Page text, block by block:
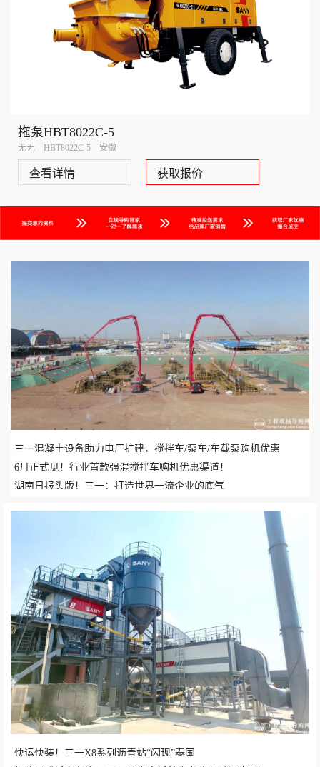
拖泵HBT8022C-5
无无 HBT8022C-5 安徽
查看详情 获取报价
三一混凝土设备助力电厂扩建，搅拌车/泵车/车载泵购机优惠
6月正式见！行业首款强混搅拌车购机优惠渠道！
湖南日报头版！三一：打造世界一流企业的底气
快运快装！三一X8系列沥青站“闪现”泰国